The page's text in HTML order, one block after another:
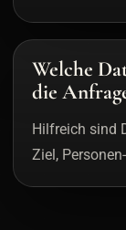
Welche
die
Hilfreich sind
Ziel,